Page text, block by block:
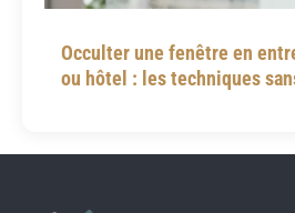
Occulter une fenêtre en
ou hôtel : les techniques